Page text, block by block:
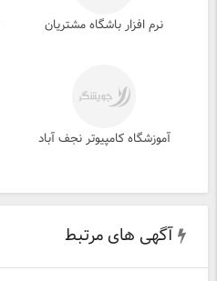
نرم افزار باشگاه مشتریان
آموزشگاه کامپیوتر نجف آباد
آگهی های مرتبط